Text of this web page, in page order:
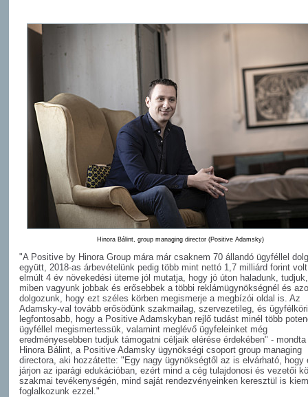
Hinora Bálint, group managing director (Positive Adamsky)
"A Positive by Hinora Group mára már csaknem 70 állandó ügyféllel
együtt, 2018-as árbevételünk pedig több mint nettó 1,7 milliárd forint
elmúlt 4 év növekedési üteme jól mutatja, hogy jó úton haladunk,
miben vagyunk jobbak és erősebbek a többi reklámügynökségnél és
dolgozunk, hogy ezt széles körben megismerje a megbízói oldal is. Az
Adamsky-val tovább erősödünk szakmailag, szervezetileg, és
legfontosabb, hogy a Positive Adamskyban rejlő tudást minél több
ügyféllel megismertessük, valamint meglévő ügyfeleinket még
eredményesebben tudjuk támogatni céljaik elérése érdekében" - mondta
Hinora Bálint, a Positive Adamsky ügynökségi csoport group managing
directora, aki hozzátette: "Egy nagy ügynökségtől az is elvárható, hogy
járjon az iparági edukációban, ezért mind a cég tulajdonosi és vezetői
szakmai tevékenységén, mind saját rendezvényeinken keresztül is
foglalkozunk ezzel."